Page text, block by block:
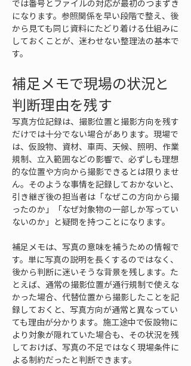
では番号とファイルの対応が最初のつまずき
になります。参照関係を早い段階で整え、後
から見ても同じ資料にたどり着ける仕組みに
しておくことが、迷わせない整理法の基本で
す。
補足メモで現場の状況と
判断理由を残す
写真方位記録は、撮影位置と撮影方向を残す
だけでは十分でない場合があります。現場で
は、仮設物、資材、車両、天候、照明、作業
規制、立入範囲などの影響で、必ずしも理想
的な位置や方向から撮影できるとは限りませ
ん。そのような事情を記録しておかないと、
引き継ぎ後の担当者は「なぜこの方向から撮
ったのか」「なぜ対象物の一部しか写ってい
ないのか」と疑問を持つことになります。
補足メモは、写真の意味を補うための情報で
す。単に写真の説明を長くするのではなく、
後から判断に迷いそうな背景を残します。た
とえば、通常の撮影位置が通行規制で使えな
かった場合、代替位置から撮影したことを記
録しておくと、写真方向が通常と異なってい
ても理由が分かります。施工途中で仮設物に
より対象が隠れていた場合も、その状況を残
しておけば、写真の不足ではなく現場条件に
よる制約だったと判断できます。